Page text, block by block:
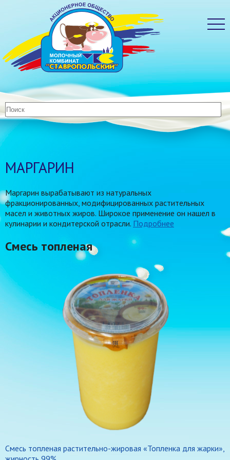
МАРГАРИН
Маргарин вырабатывают из натуральных
фракционированных, модифицированных растительных
масел и животных жиров. Широкое применение он нашел в
кулинарии и кондитерской отрасли. Подробнее
Смесь топленая
Смесь топленая растительно-жировая «Топленка для жарки»,